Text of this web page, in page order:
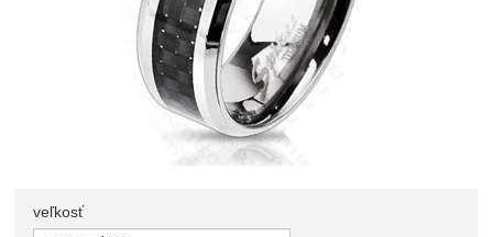
Zvoľte variant
veľkosť